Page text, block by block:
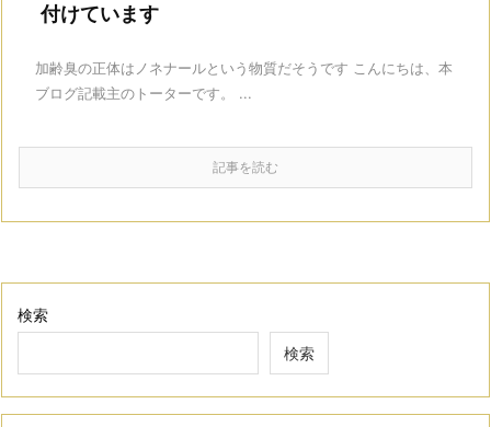
付けています
加齢臭の正体はノネナールという物質だそうです こんにちは、本
ブログ記載主のトーターです。 ...
記事を読む
検索
検索